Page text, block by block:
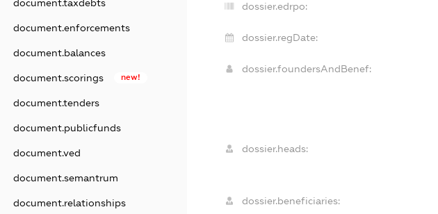
document.taxdebts
document.enforcements
document.balances
document.scorings new!
document.tenders
document.publicfunds
document.ved
document.semantrum
document.relationships
dossier.edrpo:
dossier.regDate:
dossier.foundersAndBenef:
dossier.heads:
dossier.beneficiaries: